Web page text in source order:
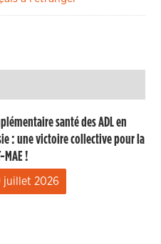
santé des ADL en
: une victoire collective pour la
MAE !
juillet 2026